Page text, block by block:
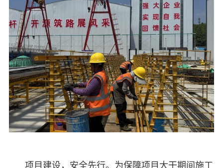
项目建设，安全先行。为保障项目大干期间施工